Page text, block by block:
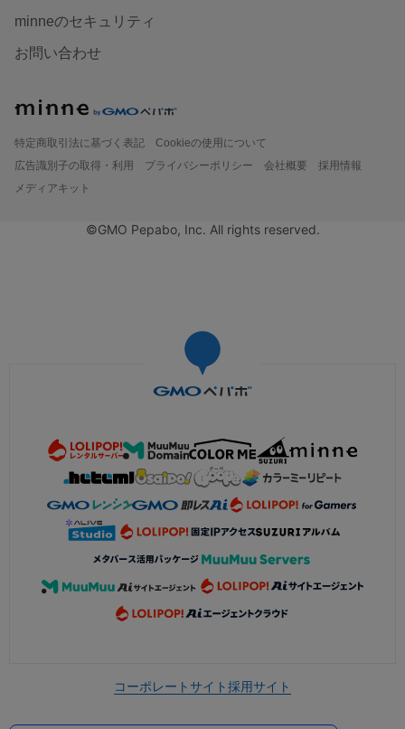
minneのセキュリティ
お問い合わせ
特定商取引法に基づく表記
Cookieの使用について
広告識別子の取得・利用
プライバシーポリシー 会社概要
採用情報
メディアキット
©GMO Pepabo, Inc. All rights reserved.
コーポレートサイト採用サイト